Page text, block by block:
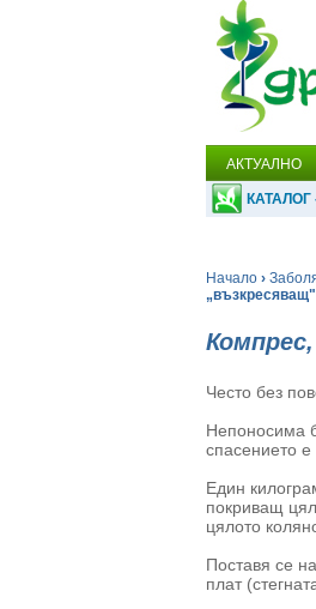
АКТУАЛНО
КАТАЛОГ
Начало ›
Често без
Непоносима
спасението
Един
покриващ
цялото
Поставя се
плат